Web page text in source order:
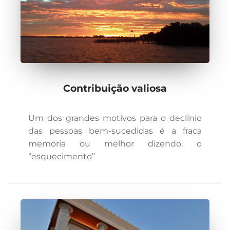
Contribuição valiosa
Um dos grandes motivos para o declínio
das pessoas bem-sucedidas é a fraca
memória ou melhor dizendo, o
“esquecimento”